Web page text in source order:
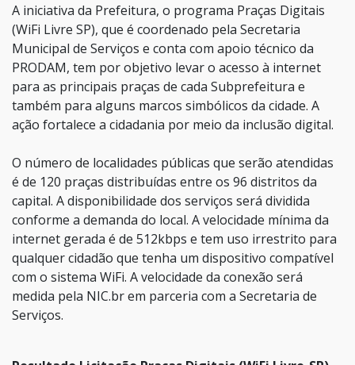
A iniciativa da Prefeitura, o programa Praças Digitais
(WiFi Livre SP), que é coordenado pela Secretaria
Municipal de Serviços e conta com apoio técnico da
PRODAM, tem por objetivo levar o acesso à internet
para as principais praças de cada Subprefeitura e
também para alguns marcos simbólicos da cidade. A
ação fortalece a cidadania por meio da inclusão digital.
O número de localidades públicas que serão atendidas
é de 120 praças distribuídas entre os 96 distritos da
capital. A disponibilidade dos serviços será dividida
conforme a demanda do local. A velocidade mínima da
internet gerada é de 512kbps e tem uso irrestrito para
qualquer cidadão que tenha um dispositivo compatível
com o sistema WiFi. A velocidade da conexão será
medida pela NIC.br em parceria com a Secretaria de
Serviços.